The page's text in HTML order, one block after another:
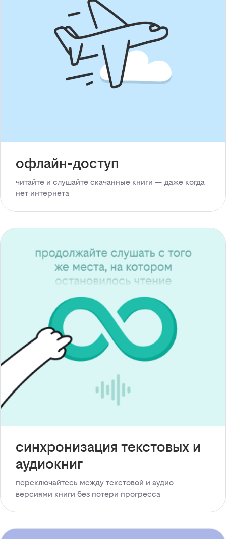
офлайн-доступ
читайте и слушайте скачанные книги — даже когда
нет интернета
синхронизация текстовых и
аудиокниг
переключайтесь между текстовой и аудио
версиями книги без потери прогресса